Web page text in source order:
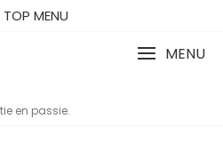
TOP MENU
en passie.
MENU